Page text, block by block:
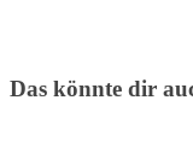
Das könnte dir